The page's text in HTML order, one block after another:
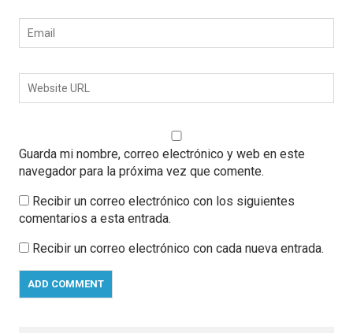
Guarda mi nombre, correo electrónico y web en este
navegador para la próxima vez que comente.
Recibir un correo electrónico con los siguientes
comentarios a esta entrada.
Recibir un correo electrónico con cada nueva entrada.